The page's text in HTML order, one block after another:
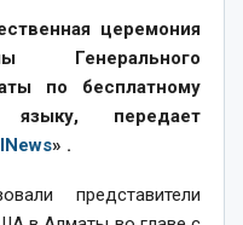
церемония
Генерального
по бесплатному
языку, передает
» .
представители